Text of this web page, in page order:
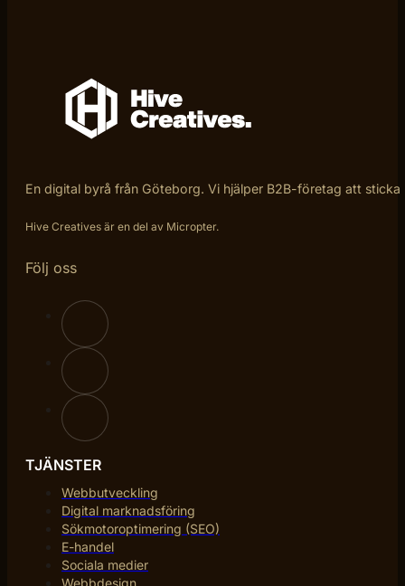
En digital byrå från Göteborg. Vi hjälper B2B-företag att
Hive Creatives är en del av Micropter.
Följ oss
TJÄNSTER
Webbutveckling
Digital marknadsföring
Sökmotoroptimering (SEO)
E-handel
Sociala medier
Webbdesign